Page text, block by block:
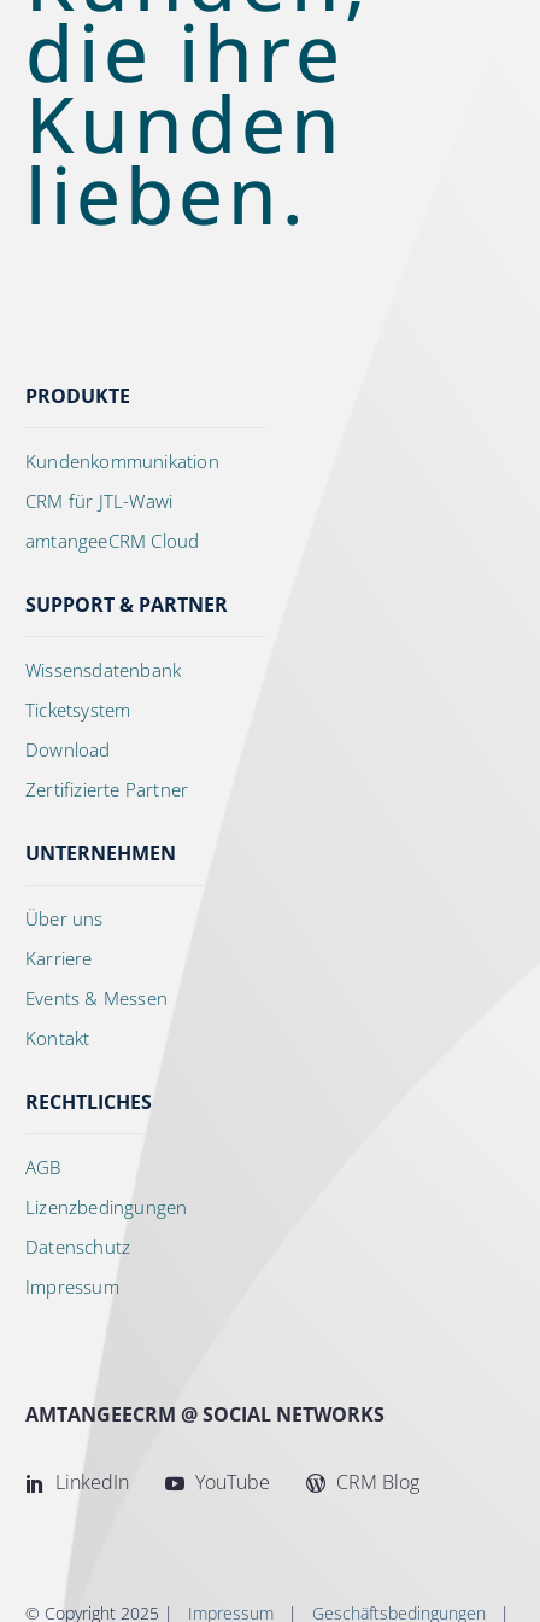
die ihre
Kunden
lieben.
PRODUKTE
Kundenkommunikation
CRM für JTL-Wawi
amtangeeCRM Cloud
SUPPORT & PARTNER
Wissensdatenbank
Ticketsystem
Download
Zertifizierte Partner
UNTERNEHMEN
Über uns
Karriere
Events & Messen
Kontakt
RECHTLICHES
AGB
Lizenzbedingungen
Datenschutz
Impressum
AMTANGEECRM @ SOCIAL NETWORKS
LinkedIn YouTube CRM Blog
© Copyright 2025 | Impressum | Geschäftsbedingungen |